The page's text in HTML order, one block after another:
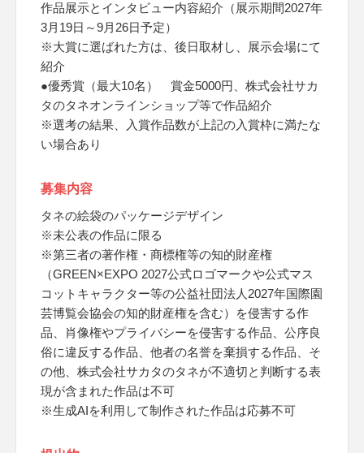
作品展示とインタビュー内容紹介（展示期間2027年
3月19日～9月26日予定）
※大賞に選ばれた方は、後日取材し、展示会場にて
紹介
●優秀賞（最大10名） 賞金5000円、株式会社サカ
タのタネオンラインショップ等で作品紹介
※選考の結果、入賞作品数が上記の入賞枠に満たな
い場合あり
募集内容
タネの絵袋のパッケージデザイン
※未公表の作品に限る
※第三者の著作権・商標権等の知的財産権
（GREEN×EXPO 2027公式ロゴマークや公式マス
コットキャラクター等の公益社団法人2027年国際園
芸博覧会協会の知的財産権を含む）を侵害する作
品、肖像権やプライバシーを侵害する作品、公序良
俗に違反する作品、他者の名誉を棄損する作品、そ
の他、株式会社サカタのタネが不適切と判断する表
現が含まれた作品は不可
※生成AIを利用して制作された作品は応募不可